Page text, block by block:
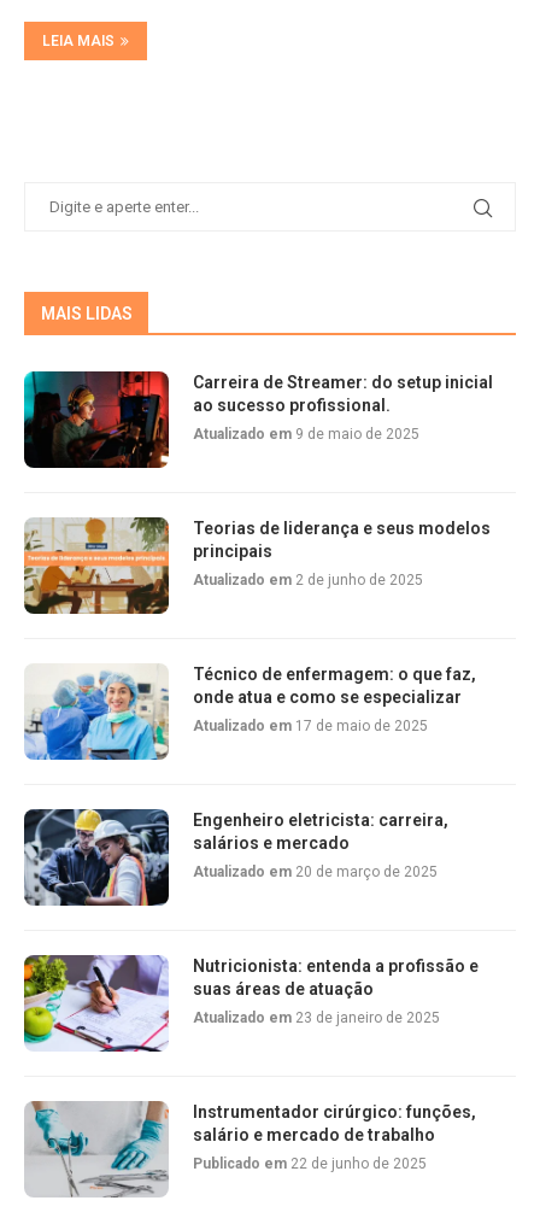
LEIA MAIS
MAIS LIDAS
Carreira de Streamer: do setup inicial
ao sucesso profissional.
Atualizado em 9 de maio de 2025
Teorias de liderança e seus modelos
principais
Atualizado em 2 de junho de 2025
Técnico de enfermagem: o que faz,
onde atua e como se especializar
Atualizado em 17 de maio de 2025
Engenheiro eletricista: carreira,
salários e mercado
Atualizado em 20 de março de 2025
Nutricionista: entenda a profissão e
suas áreas de atuação
Atualizado em 23 de janeiro de 2025
Instrumentador cirúrgico: funções,
salário e mercado de trabalho
Publicado em 22 de junho de 2025